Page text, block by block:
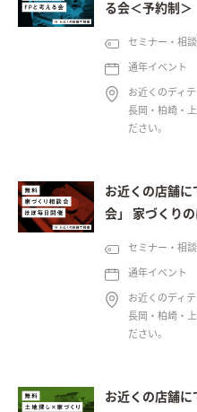
る会＜予約制＞
セミナー・相
通年イベント
お近くのディ
長岡・柏崎・
ださい。
お近くの店舗に
会」 家づくり
セミナー・相
通年イベント
お近くのディ
長岡・柏崎・
ださい。
お近くの店舗に